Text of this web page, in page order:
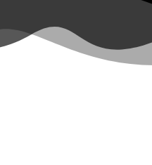
separadas por